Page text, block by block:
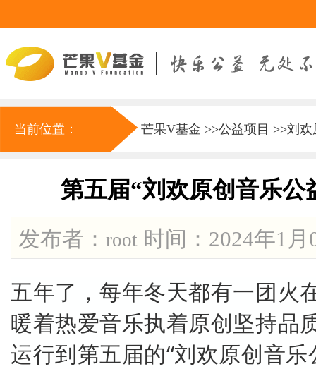
当前位置： 芒果V基金 >>公益项目 >>刘欢
第五届“刘欢原创音乐公
发布者： root 时间：2024年1月
五年了，每年冬天都有一团火
暖着热爱音乐执着原创坚持品
运行到第五届的“刘欢原创音乐